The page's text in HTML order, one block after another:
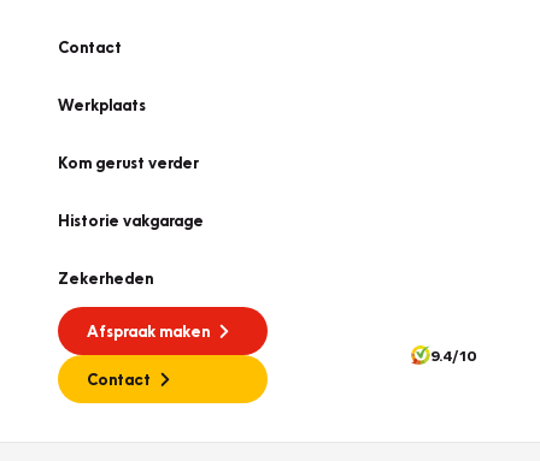
Contact
Werkplaats
Kom gerust verder
Historie vakgarage
Zekerheden
Afspraak maken
Contact
9.4/10